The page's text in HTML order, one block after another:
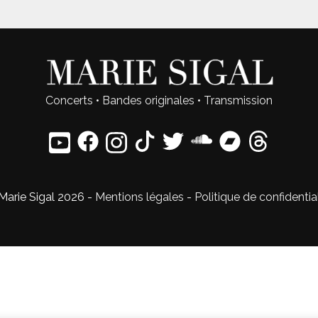
Concerts • Bandes originales • Transmission
Sigal 2026 - Mentions légales - Politique de